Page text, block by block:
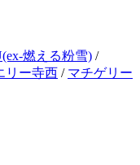
燃える粉雪) /
リー寺西 / マチゲリー